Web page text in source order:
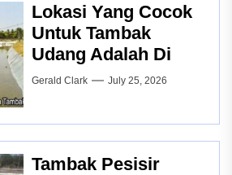
Lokasi Yang Cocok
Untuk Tambak
Udang Adalah Di
Gerald Clark July 25, 2026
Tambak Pesisir